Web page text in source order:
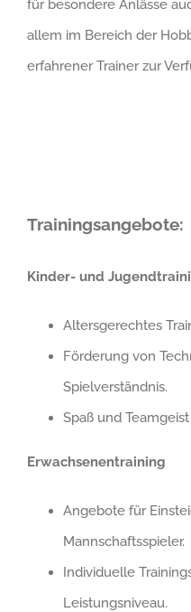
für besondere Anlässe
allem im Bereich der
erfahrener Trainer zur
Trainingsangebote:
Kinder- und
Altersgerechtes
Förderung von
Spielverständnis.
Spaß und
Erwachsenentraining
Angebote für
Mannschaftsspieler.
Individuelle
Leistungsniveau.